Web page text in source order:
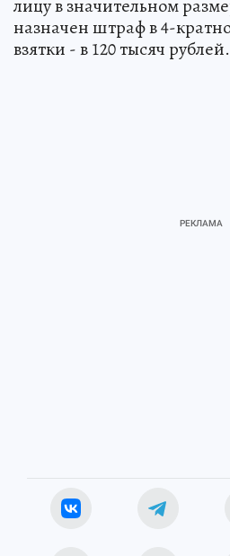
лицу в значительном
назначен штраф в 4-
взятки - в 120 тысяч рублей.